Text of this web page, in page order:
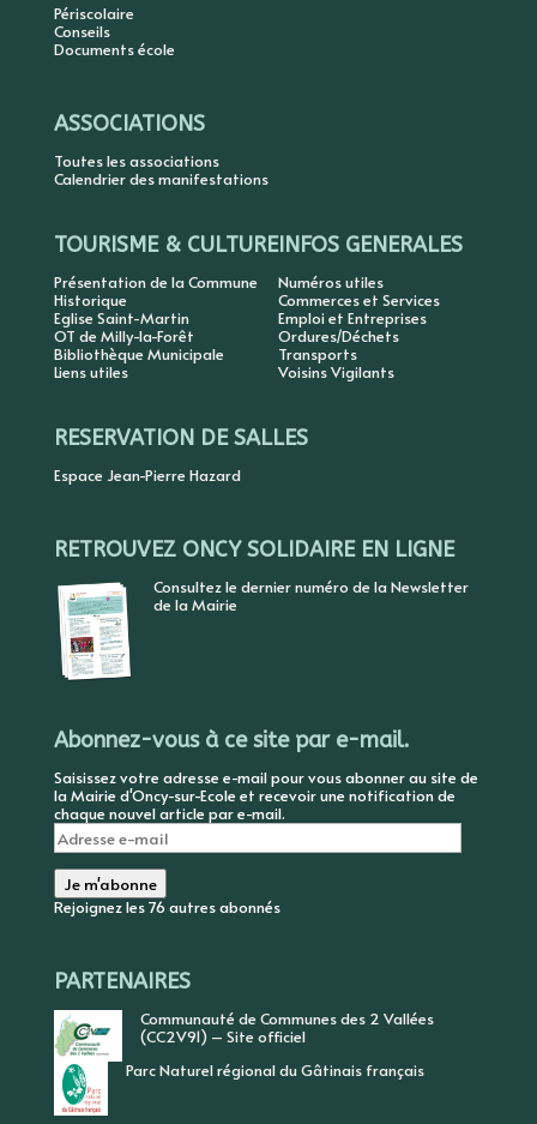
Périscolaire
Conseils
Documents école
ASSOCIATIONS
Toutes les associations
Calendrier des manifestations
TOURISME & CULTURE
Présentation de la Commune
Historique
Eglise Saint-Martin
OT de Milly-la-Forêt
Bibliothèque Municipale
Liens utiles
INFOS GENERALES
Numéros utiles
Commerces et Services
Emploi et Entreprises
Ordures/Déchets
Transports
Voisins Vigilants
RESERVATION DE SALLES
Espace Jean-Pierre Hazard
RETROUVEZ ONCY SOLIDAIRE EN LIGNE
Consultez le dernier numéro de la Newsletter
de la Mairie
Abonnez-vous à ce site par e-mail.
Saisissez votre adresse e-mail pour vous abonner au site de
la Mairie d'Oncy-sur-Ecole et recevoir une notification de
chaque nouvel article par e-mail.
Adresse
e-
mail
Je m'abonne
Rejoignez les 76 autres abonnés
PARTENAIRES
Communauté de Communes des 2 Vallées
(CC2V91) – Site officiel
Parc Naturel régional du Gâtinais français